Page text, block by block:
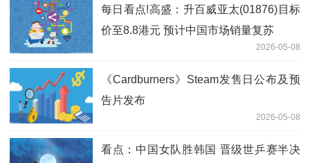
每日看点!高盛：升百威亚太(01876)目标
价至8.8港元 预计中国市场销量复苏
2026-05-08
《Cardburners》Steam发售日公布及预
告片发布
2026-05-08
看点：中国女队胜韩国 晋级世乒赛半决